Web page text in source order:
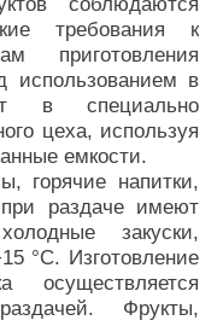
требования к
приготовления
использованием в
в специально
цеха, используя
емкости.
горячие напитки,
раздаче имеют
закуски,
°C. Изготовление
Фрукты,